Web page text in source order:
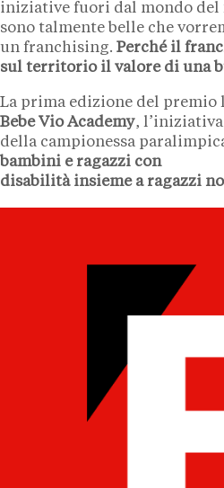
iniziative fuori dal mondo del
sono talmente belle che
un franchising. Perché il
sul territorio il valore di una
La prima edizione del premio
Bebe Vio Academy, l’iniziativa
della campionessa
bambini e ragazzi con
disabilità insieme a ragazzi